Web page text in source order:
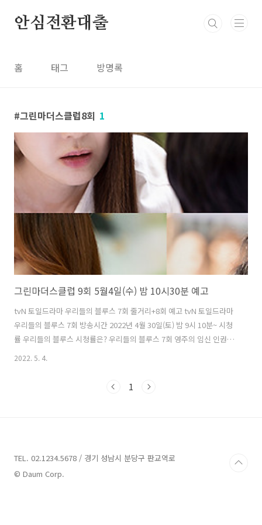
안심전환대출
홈 태그 방명록
그린마더스클럽8회 1
그린마더스클럽 9회 5월4일(수) 밤 10시30분 예고
tvN 토일드라마 우리들의 블루스 7회 줄거리+8회 예고 tvN 토일드라마
우리들의 블루스 7회 방송시간 2022년 4월 30일(토) 밤 9시 10분~ 시청
률 우리들의 블루스 시청률은? 우리들의 블루스 7회 영주의 임신 인권과
호식의 사연 낙태논란 미성년자 임신논 enter3.youstory222.com **
된것이라고 밝혀졌는데요 . 과연 오늘 5월4일(수) 9회에서는 당하기만 했
2022. 5. 4.
1
TEL. 02.1234.5678 / 경기 성남시 분당구 판교역로
© Daum Corp.